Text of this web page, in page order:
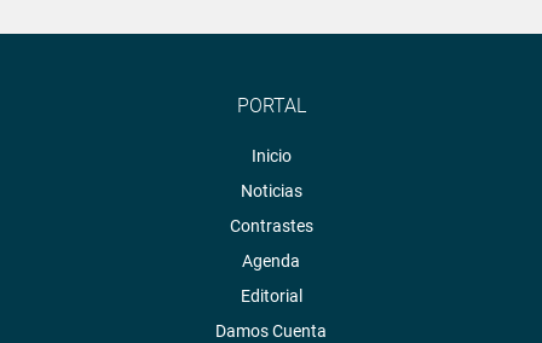
PORTAL
Inicio
Noticias
Contrastes
Agenda
Editorial
Damos Cuenta